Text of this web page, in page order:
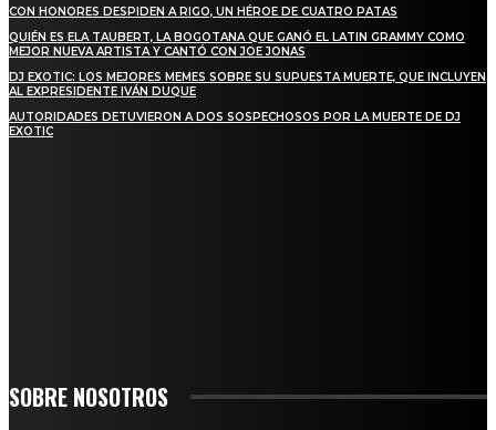
CON HONORES DESPIDEN A RIGO, UN HÉROE DE CUATRO PATAS
QUIÉN ES ELA TAUBERT, LA BOGOTANA QUE GANÓ EL LATIN GRAMMY COMO
MEJOR NUEVA ARTISTA Y CANTÓ CON JOE JONAS
DJ EXOTIC: LOS MEJORES MEMES SOBRE SU SUPUESTA MUERTE, QUE INCLUYEN
AL EXPRESIDENTE IVÁN DUQUE
AUTORIDADES DETUVIERON A DOS SOSPECHOSOS POR LA MUERTE DE DJ
EXOTIC
SOBRE NOSOTROS